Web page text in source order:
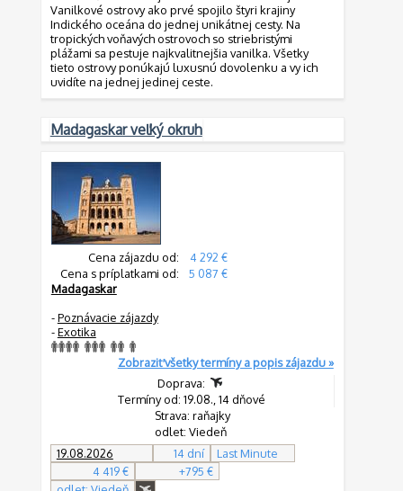
Vanilkové ostrovy ako prvé spojilo štyri krajiny
Indického oceána do jednej unikátnej cesty. Na
tropických voňavých ostrovoch so striebristými
plážami sa pestuje najkvalitnejšia vanilka. Všetky
tieto ostrovy ponúkajú luxusnú dovolenku a vy ich
uvidíte na jednej jedinej ceste.
Madagaskar veľký okruh
Cena zájazdu od:
4 292 €
Cena s príplatkami od:
5 087 €
Madagaskar
-Poznávacie zájazdy
-Exotika
Zobraziť všetky termíny a popis zájazdu »
Doprava:
Termíny od: 19.08., 14 dňové
Strava: raňajky
odlet: Viedeň
19.08.2026
14 dní
Last Minute
4 419 €
+795 €